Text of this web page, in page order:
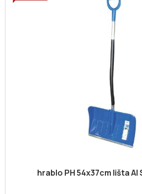
hrablo PH 54x37cm lišta Al